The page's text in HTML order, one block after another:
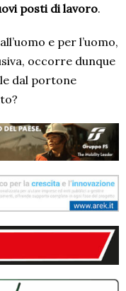
posti di lavoro.
e per l’uomo,
occorre dunque
dal portone